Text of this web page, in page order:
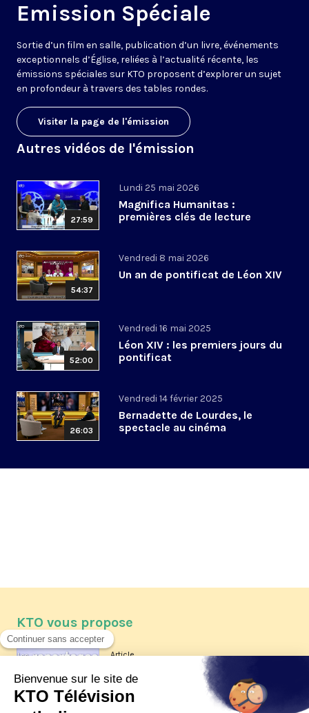
Emission Spéciale
Sortie d’un film en salle, publication d’un livre, événements
exceptionnels d’Église, reliées à l’actualité récente, les
émissions spéciales sur KTO proposent d’explorer un sujet
en profondeur à travers des tables rondes.
Visiter la page de l'émission
Autres vidéos de l'émission
27:59
Lundi 25 mai 2026
Magnifica Humanitas :
premières clés de lecture
54:37
Vendredi 8 mai 2026
Un an de pontificat de Léon XIV
52:00
Vendredi 16 mai 2025
Léon XIV : les premiers jours du
pontificat
26:03
Vendredi 14 février 2025
Bernadette de Lourdes, le
spectacle au cinéma
KTO vous propose
Article
Les reportages d'été 2026 de KTO